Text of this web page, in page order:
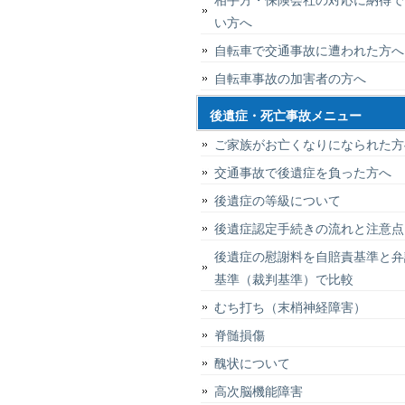
い方へ
自転車で交通事故に遭われた方へ
自転車事故の加害者の方へ
後遺症・死亡事故メニュー
ご家族がお亡くなりになられた
交通事故で後遺症を負った方へ
後遺症の等級について
後遺症認定手続きの流れと注意点
後遺症の慰謝料を自賠責基準と
基準（裁判基準）で比較
むち打ち（末梢神経障害）
脊髄損傷
醜状について
高次脳機能障害